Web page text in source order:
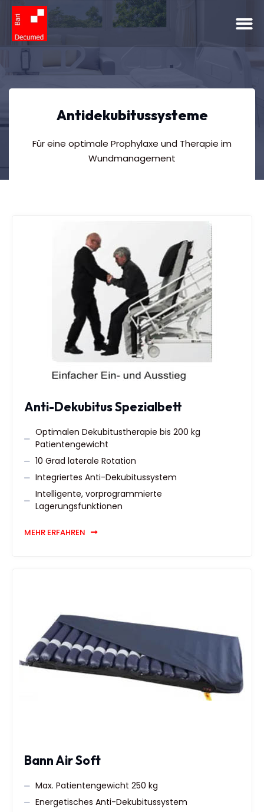
Antidekubitussysteme
Für eine optimale Prophylaxe und Therapie im
Wundmanagement
Anti-Dekubitus Spezialbett
Optimalen Dekubitustherapie bis 200 kg
Patientengewicht
10 Grad laterale Rotation
Integriertes Anti-Dekubitussystem
Intelligente, vorprogrammierte
Lagerungsfunktionen
MEHR ERFAHREN
Bann Air Soft
Max. Patientengewicht 250 kg
Energetisches Anti-Dekubitussystem